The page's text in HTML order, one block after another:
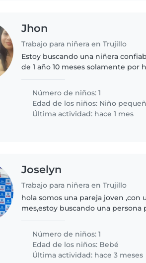
Jhon
Trabajo para niñera en Trujillo
Estoy buscando una niñera
de 1 año 10 meses solamente por
juego, busco un..
Número de niños: 1
Edad de los niños: Niño
Última actividad: hace 1 mes
Joselyn
Trabajo para niñera en Trujillo
hola somos una pareja joven ,con
mes,estoy buscando una persona
viernes a mi bebe bajo..
Número de niños: 1
Edad de los niños: Bebé
Última actividad: hace 3 meses